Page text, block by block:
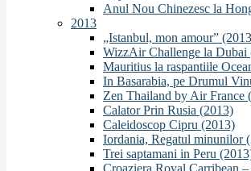
Anul Nou Chinezesc la
2013
„Istanbul, mon amour”
WizzAir Challenge la Dubai
Mauritius la raspantiile
In Basarabia, pe Drumul
Zen Thailand by Air France
Calator Prin Rusia (2013)
Caleidoscop Cipru (2013)
Iordania, Regatul minunilor
Trei saptamani in Peru
Croaziera Royal Carribean